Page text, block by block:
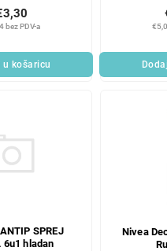
bez PDV-a
u košaricu
SPREJ
6u1 hladan
Nivea